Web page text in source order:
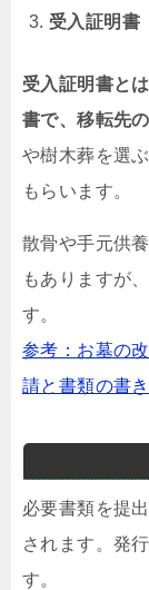
受入証明書
受入証明書と
書で、移転先
や樹木葬を選
もらいます。
散骨や手元供
もありますが
す。
参考：お墓の
請と書類の書
必要書類を提
されます。発
す。